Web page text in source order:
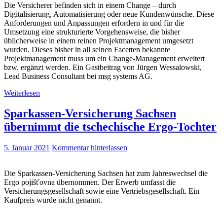
Die Versicherer befinden sich in einem Change – durch
Digitalisierung, Automatisierung oder neue Kundenwünsche. Diese
Anforderungen und Anpassungen erfordern in und für die
Umsetzung eine strukturierte Vorgehensweise, die bisher
üblicherweise in einem reinen Projektmanagement umgesetzt
wurden. Dieses bisher in all seinen Facetten bekannte
Projektmanagement muss um ein Change-Management erweitert
bzw. ergänzt werden. Ein Gastbeitrag von Jürgen Wessalowski,
Lead Business Consultant bei msg systems AG.
Weiterlesen
Sparkassen-Versicherung Sachsen
übernimmt die tschechische Ergo-Tochter
5. Januar 2021 Kommentar hinterlassen
Die Sparkassen-Versicherung Sachsen hat zum Jahreswechsel die
Ergo pojišťovna übernommen. Der Erwerb umfasst die
Versicherungsgesellschaft sowie eine Vertriebsgesellschaft. Ein
Kaufpreis wurde nicht genannt.